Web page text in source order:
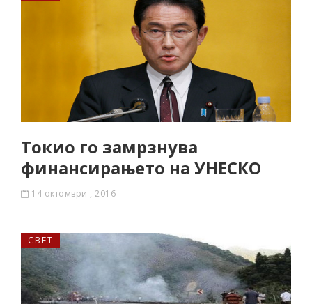
Токио го замрзнува
финансирањето на УНЕСКО
14 октомври , 2016
СВЕТ